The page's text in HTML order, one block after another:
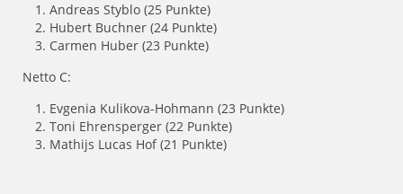
Andreas Styblo (25 Punkte)
Hubert Buchner (24 Punkte)
Carmen Huber (23 Punkte)
Netto C:
Evgenia Kulikova-Hohmann (23 Punkte)
Toni Ehrensperger (22 Punkte)
Mathijs Lucas Hof (21 Punkte)